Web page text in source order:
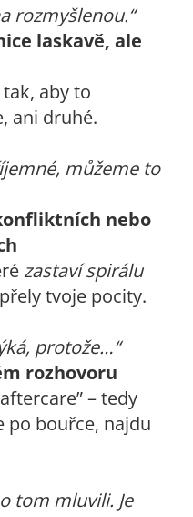
rozmyšlenou.“
laskavě, ale
aby to
ani druhé.
můžeme to
nebo
zastaví spirálu
tvoje pocity.
protože…“
rozhovoru
– tedy
po bouřce, najdu
tom mluvili. Je